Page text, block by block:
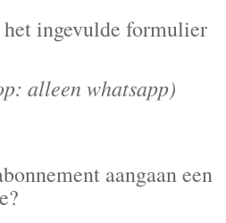
ingevulde formulier
alleen whatsapp)
aangaan een